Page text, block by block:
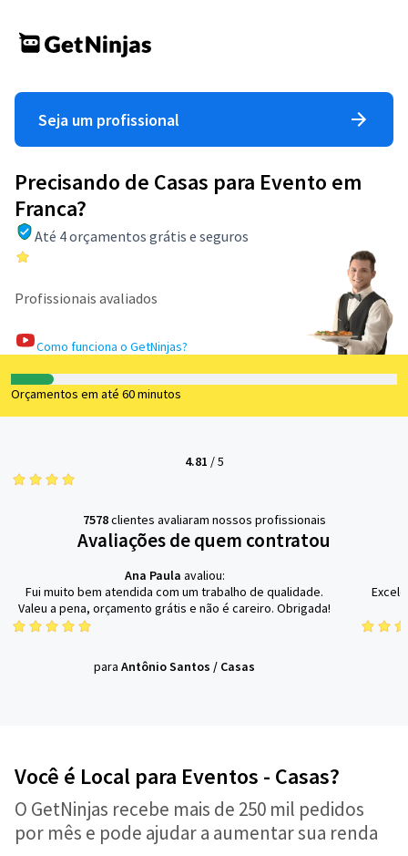
Seja um profissional
Precisando de Casas para Evento em
Franca?
Até 4 orçamentos grátis e seguros
Profissionais avaliados
Como funciona o GetNinjas?
Orçamentos em até 60 minutos
4.81 /5
7578clientes avaliaram nossos profissionais
Avaliações de quem contratou
Ana Paula avaliou:
Fui muito bem atendida com um trabalho de qualidade.
Valeu a pena, orçamento grátis e não é careiro. Obrigada!
para Antônio Santos / Casas
Você é Local para Eventos - Casas?
O GetNinjas recebe mais de 250 mil pedidos
por mês e pode ajudar a aumentar sua renda